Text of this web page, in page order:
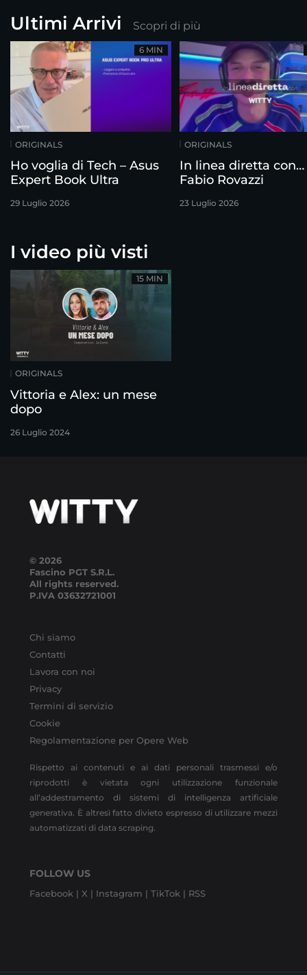
Ultimi Arrivi Scopri di più
ORIGINALS
Ho voglia di Tech – Asus
Expert Book Ultra
29 Luglio 2026
6 MIN
ORIGINALS
In linea diretta con…
Fabio Rovazzi
23 Luglio 2026
I video più visti
ORIGINALS
Vittoria e Alex: un mese
dopo
26 Luglio 2024
15 MIN
© 2026
Fascino PGT S.R.L.
All rights reserved.
P.IVA 03632721001
Chi siamo
Contatti
Lavora con noi
Privacy
Termini di servizio
Cookie
Regolamentazione per Opere Web
Rispetto ai contenuti e ai dati personali trasmessi e/o
riprodotti è vietata ogni utilizzazione funzionale
all’addestramento di sistemi di intelligenza artificiale
generativa. È altresì fatto divieto espresso di utilizzare mezzi
automatizzati di data scraping.
FOLLOW US
Facebook | X | Instagram | TikTok | RSS